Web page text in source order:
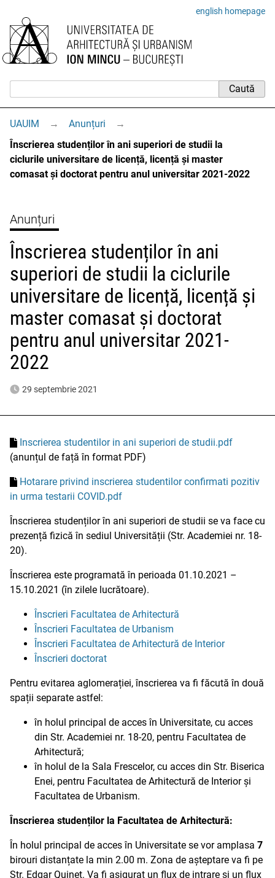
english homepage
UAUIM → Anunțuri
→
Înscrierea studenților în ani superiori de studii la
ciclurile universitare de licență, licență și master
comasat și doctorat pentru anul universitar 2021-2022
Anunțuri
Înscrierea studenților în ani
superiori de studii la ciclurile
universitare de licență, licență și
master comasat și doctorat
pentru anul universitar 2021-
2022
29 septembrie 2021
Inscrierea studentilor in ani superiori de studii.pdf
(anunțul de față în format PDF)
Hotarare privind inscrierea studentilor confirmati pozitiv
in urma testarii COVID.pdf
Înscrierea studenților în ani superiori de studii se va face cu
prezență fizică în sediul Universității (Str. Academiei nr. 18-
20).
Înscrierea este programată în perioada 01.10.2021 –
15.10.2021 (în zilele lucrătoare).
Înscrieri Facultatea de Arhitectură
Înscrieri Facultatea de Urbanism
Înscrieri Facultatea de Arhitectură de Interior
Înscrieri doctorat
Pentru evitarea aglomerației, înscrierea va fi făcută în două
spații separate astfel:
în holul principal de acces în Universitate, cu acces
din Str. Academiei nr. 18-20, pentru Facultatea de
Arhitectură;
în holul de la Sala Frescelor, cu acces din Str. Biserica
Enei, pentru Facultatea de Arhitectură de Interior și
Facultatea de Urbanism.
Înscrierea studenților la Facultatea de Arhitectură:
În holul principal de acces în Universitate se vor amplasa 7
birouri distanțate la min 2.00 m. Zona de așteptare va fi pe
Str. Edgar Quinet. Va fi asigurat un flux de intrare și un flux